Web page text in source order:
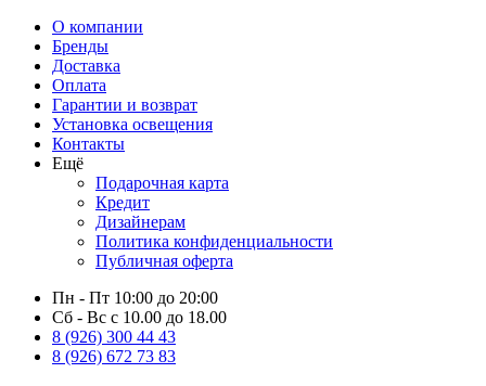
О компании
Бренды
Доставка
Оплата
Гарантии и возврат
Установка освещения
Контакты
Ещё
Подарочная карта
Кредит
Дизайнерам
Политика конфиденциальности
Публичная оферта
Пн - Пт 10:00 до 20:00
Сб - Вс с 10.00 до 18.00
8 (926) 300 44 43
8 (926) 672 73 83